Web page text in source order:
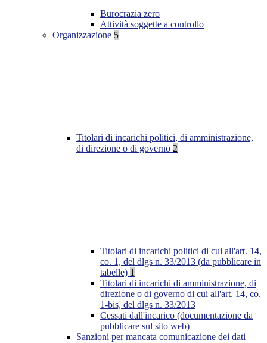
Burocrazia zero
Attività soggette a controllo
Organizzazione 5
Titolari di incarichi politici, di amministrazione,
di direzione o di governo 2
Titolari di incarichi politici di cui all'art. 14,
co. 1, del dlgs n. 33/2013 (da pubblicare in
tabelle) 1
Titolari di incarichi di amministrazione, di
direzione o di governo di cui all'art. 14, co.
1-bis, del dlgs n. 33/2013
Cessati dall'incarico (documentazione da
pubblicare sul sito web)
Sanzioni per mancata comunicazione dei dati